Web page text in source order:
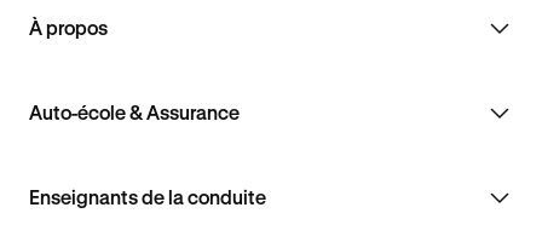
À propos
Auto-école & Assurance
Enseignants de la conduite